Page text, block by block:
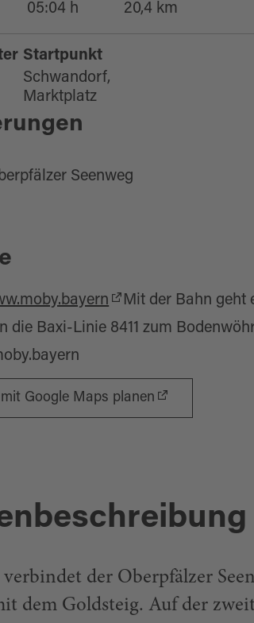
05:04 h
20,4 km
Startpunkt
Schwandorf,
Marktplatz
Seenweg
Mit der Bahn geht
die Baxi-Linie 8411 zum
Google Maps planen
verbindet der Oberpfälzer
dem Goldsteig. Auf der